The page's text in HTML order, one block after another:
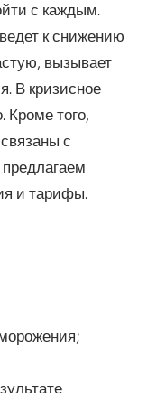
с каждым.
к снижению
вызывает
В кризисное
Кроме того,
с
и тарифы.